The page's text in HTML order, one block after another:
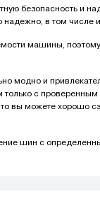
безопасность и
в том числе и
машины,
модно и
только с
вы можете хорошо
шин с